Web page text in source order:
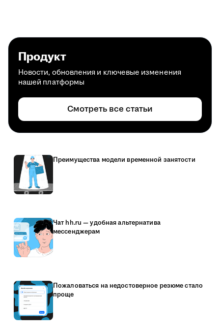
Продукт
Новости, обновления и ключевые изменения
нашей платформы
Смотреть все статьи
Преимущества модели временной занятости
Чат hh.ru — удобная альтернатива
мессенджерам
Пожаловаться на недостоверное резюме стало
проще